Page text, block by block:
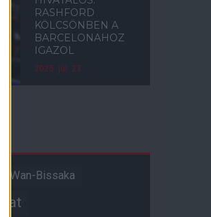
RASHFORD
KÖLCSÖNBEN A
BARCELONAHOZ
IGAZOL
2025. júl. 23.
Wan-Bissaka